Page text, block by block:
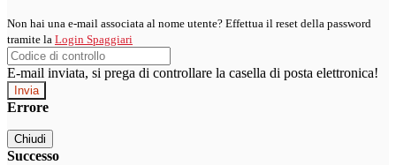
Non hai una e-mail associata al nome utente? Effettua il reset della password
tramite la Login Spaggiari
E-mail inviata, si prega di controllare la casella di posta elettronica!
Errore
Chiudi
Successo